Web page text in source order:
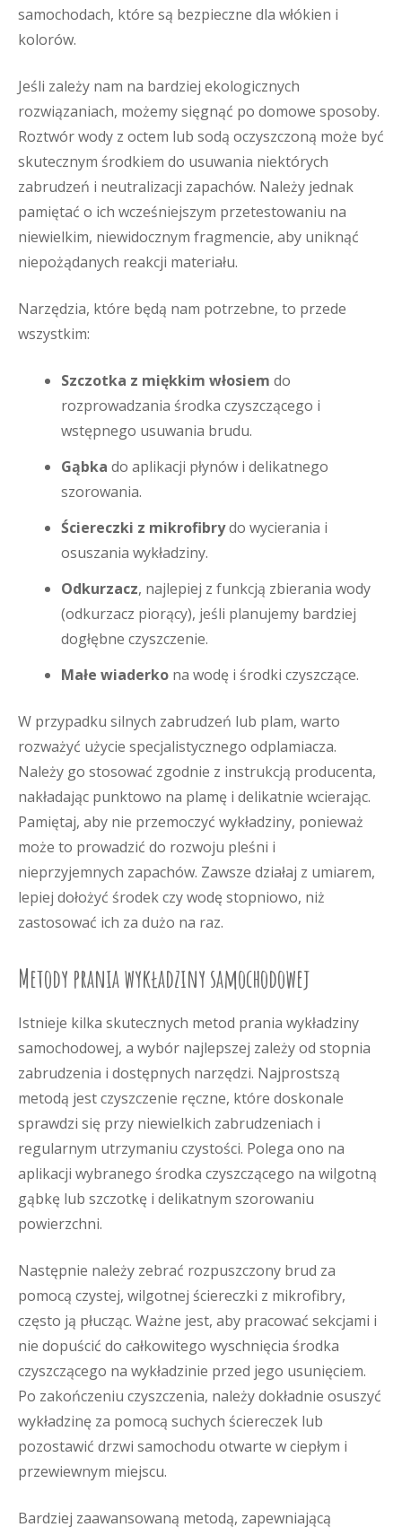
samochodach, które są bezpieczne dla włókien i
kolorów.
Jeśli zależy nam na bardziej ekologicznych
rozwiązaniach, możemy sięgnąć po domowe sposoby.
Roztwór wody z octem lub sodą oczyszczoną może być
skutecznym środkiem do usuwania niektórych
zabrudzeń i neutralizacji zapachów. Należy jednak
pamiętać o ich wcześniejszym przetestowaniu na
niewielkim, niewidocznym fragmencie, aby uniknąć
niepożądanych reakcji materiału.
Narzędzia, które będą nam potrzebne, to przede
wszystkim:
Szczotka z miękkim włosiem do
rozprowadzania środka czyszczącego i
wstępnego usuwania brudu.
Gąbka do aplikacji płynów i delikatnego
szorowania.
Ściereczki z mikrofibrydo wycierania i
osuszania wykładziny.
Odkurzacz, najlepiej z funkcją zbierania wody
(odkurzacz piorący), jeśli planujemy bardziej
dogłębne czyszczenie.
Małe wiaderko na wodę i środki czyszczące.
W przypadku silnych zabrudzeń lub plam, warto
rozważyć użycie specjalistycznego odplamiacza.
Należy go stosować zgodnie z instrukcją producenta,
nakładając punktowo na plamę i delikatnie wcierając.
Pamiętaj, aby nie przemoczyć wykładziny, ponieważ
może to prowadzić do rozwoju pleśni i
nieprzyjemnych zapachów. Zawsze działaj z umiarem,
lepiej dołożyć środek czy wodę stopniowo, niż
zastosować ich za dużo na raz.
Metody prania wykładziny samochodowej
Istnieje kilka skutecznych metod prania wykładziny
samochodowej, a wybór najlepszej zależy od stopnia
zabrudzenia i dostępnych narzędzi. Najprostszą
metodą jest czyszczenie ręczne, które doskonale
sprawdzi się przy niewielkich zabrudzeniach i
regularnym utrzymaniu czystości. Polega ono na
aplikacji wybranego środka czyszczącego na wilgotną
gąbkę lub szczotkę i delikatnym szorowaniu
powierzchni.
Następnie należy zebrać rozpuszczony brud za
pomocą czystej, wilgotnej ściereczki z mikrofibry,
często ją płucząc. Ważne jest, aby pracować sekcjami i
nie dopuścić do całkowitego wyschnięcia środka
czyszczącego na wykładzinie przed jego usunięciem.
Po zakończeniu czyszczenia, należy dokładnie osuszyć
wykładzinę za pomocą suchych ściereczek lub
pozostawić drzwi samochodu otwarte w ciepłym i
przewiewnym miejscu.
Bardziej zaawansowaną metodą, zapewniającą